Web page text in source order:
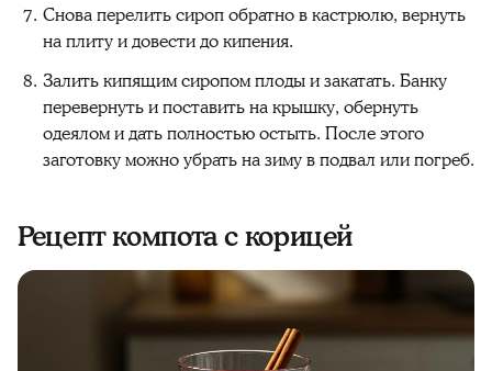
Снова перелить сироп обратно в кастрюлю, вернуть
на плиту и довести до кипения.
Залить кипящим сиропом плоды и закатать. Банку
перевернуть и поставить на крышку, обернуть
одеялом и дать полностью остыть. После этого
заготовку можно убрать на зиму в подвал или погреб.
Рецепт компота с корицей